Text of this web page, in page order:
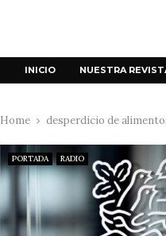
INICIO NUESTRA
Home desperdicio de
PORTADA RADIO